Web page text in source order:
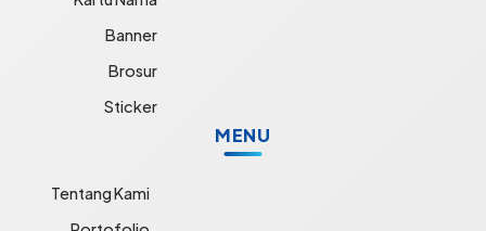
Banner
Brosur
Sticker
MENU
Tentang Kami